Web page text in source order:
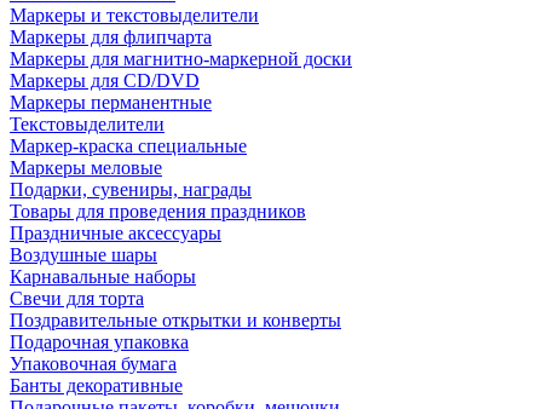
Маркеры и текстовыделители
Маркеры для флипчарта
Маркеры для магнитно-маркерной доски
Маркеры для CD/DVD
Маркеры перманентные
Текстовыделители
Маркер-краска специальные
Маркеры меловые
Подарки, сувениры, награды
Товары для проведения праздников
Праздничные аксессуары
Воздушные шары
Карнавальные наборы
Свечи для торта
Поздравительные открытки и конверты
Подарочная упаковка
Упаковочная бумага
Банты декоративные